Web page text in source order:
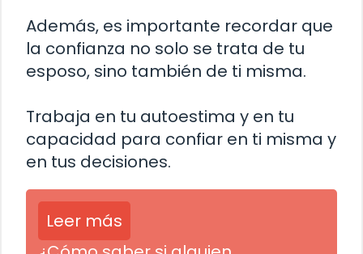
Además, es importante recordar que
la confianza no solo se trata de tu
esposo, sino también de ti misma.
Trabaja en tu autoestima y en tu
capacidad para confiar en ti misma y
en tus decisiones.
Leer más